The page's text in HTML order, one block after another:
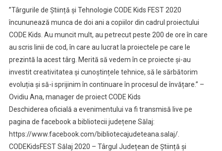
”Târgurile de Știință și Tehnologie CODE Kids FEST 2020
încununează munca de doi ani a copiilor din cadrul proiectului
CODE Kids. Au muncit mult, au petrecut peste 200 de ore în care
au scris linii de cod, în care au lucrat la proiectele pe care le
prezintă la acest târg. Merită să vedem în ce proiecte și-au
investit creativitatea și cunoștințele tehnice, să le sărbătorim
evoluția și să-i sprijinim în continuare în procesul de învățare.” –
Ovidiu Ana, manager de proiect CODE Kids
Deschiderea oficială a evenimentului va fi transmisă live pe
pagina de facebook a bibliotecii județene Sălaj:
https://www.facebook.com/bibliotecajudeteana.salaj/.
CODEKidsFEST Sălaj 2020 – Târgul Județean de Știință și